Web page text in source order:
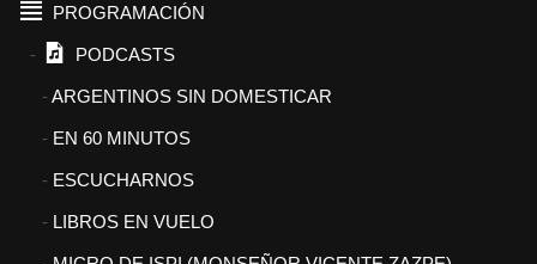
PROGRAMACIÓN
PODCASTS
ARGENTINOS SIN DOMESTICAR
EN 60 MINUTOS
ESCUCHARNOS
LIBROS EN VUELO